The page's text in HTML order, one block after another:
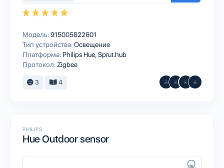
Модель:915005822601
Тип устройства:Освещение
Платформа: Philips HueSprut.hub
Протокол: Zigbee
3 4
PHILIPS
Hue Outdoor sensor